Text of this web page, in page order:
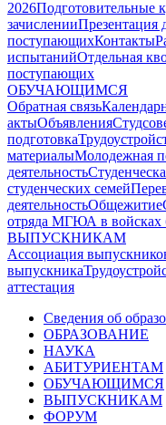
2026Подготовительные
зачисленииПрезентация
поступающихКонтакты
испытанийОтдельная
поступающих
ОБУЧАЮЩИМСЯ
Обратная связь
актыОбъявления
подготовка
материалыМолодежная
деятельность
студенческих семей
деятельностьОбщежитие
отряда МГЮА в войсках
ВЫПУСКНИКАМ
Ассоциация
выпускника
аттестация
Сведения об
ОБРАЗОВАНИЕ
НАУКА
АБИТУРИЕНТАМ
ОБУЧАЮЩИМСЯ
ВЫПУСКНИКАМ
ФОРУМ